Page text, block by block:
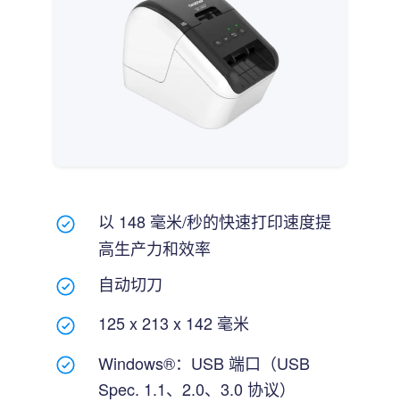
以 148 毫米/秒的快速打印速度提
高生产力和效率
自动切刀
125 x 213 x 142 毫米
Windows®：USB 端口（USB
Spec. 1.1、2.0、3.0 协议）